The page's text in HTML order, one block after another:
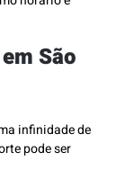
São
infinidade de
pode ser